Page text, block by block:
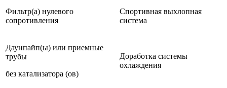
Фильтр(а) нулевого
сопротивления
Спортивная выхлопная
система
Даунпайп(ы) или приемные
трубы
без катализатора (ов)
Доработка системы
охлаждения